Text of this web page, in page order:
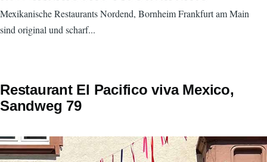
Mexikanische Restaurants Nordend, Bornheim Frankfurt am Main
sind original und scharf...
Restaurant El Pacifico viva Mexico,
Sandweg 79